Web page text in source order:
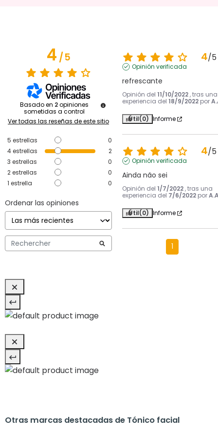
4/5
Basado en 2 opiniones
sometidas a control
Ver todas las reseñas de este sitio
5 estrellas
0
4estrellas
2
3 estrellas
0
2estrellas
0
1 estrella 0
Ordenar las opiniones
4/5
Opinión verificada
refrescante
Opinión del 11/10/2022 , tras una
experiencia del 18/9/2022 por
Útil(0) Informe
4/5
Opinión verificada
Ainda não sei
Opinión del 1/7/2022 , tras una
experiencia del 7/6/2022 por
Útil(0) Informe
1
Otras marcas destacadas de Tónico facial